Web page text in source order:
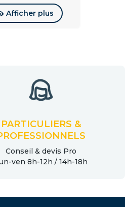
Afficher plus
PARTICULIERS &
Conseil & devis Pro
ven 8h-12h / 14h-18h